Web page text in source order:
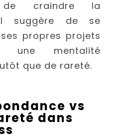
craindre la
il suggère de se
propres projets
une mentalité
que de rareté.
vs
dans